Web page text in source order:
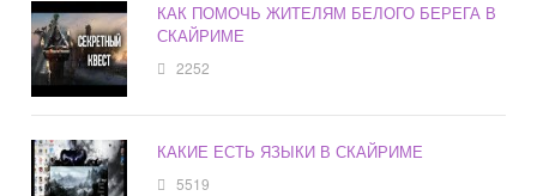
КАК ПОМОЧЬ ЖИТЕЛЯМ БЕЛОГО БЕРЕГА В
СКАЙРИМЕ
2252
КАКИЕ ЕСТЬ ЯЗЫКИ В СКАЙРИМЕ
5519